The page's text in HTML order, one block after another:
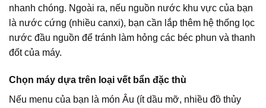
nhanh chóng. Ngoài ra, nếu nguồn nước khu vực của bạn
là nước cứng (nhiều canxi), bạn cần lắp thêm hệ thống lọc
nước đầu nguồn để tránh làm hỏng các béc phun và thanh
đốt của máy.
Chọn máy dựa trên loại vết bẩn đặc thù
Nếu menu của bạn là món Âu (ít dầu mỡ, nhiều đồ thủy